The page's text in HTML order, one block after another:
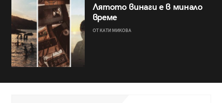
Лятото винаги е в минало
време
ОТ КАТИ МИКОВА